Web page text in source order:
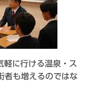
に行ける温泉・ス
者も増えるのではな